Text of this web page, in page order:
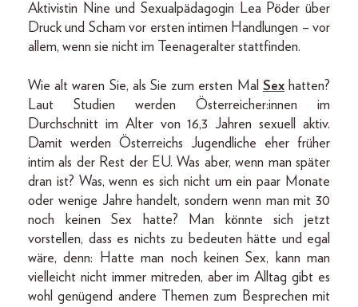
Aktivistin Nine und Sexualpädagogin Lea Pöder über
Druck und Scham vor ersten intimen Handlungen – vor
allem, wenn sie nicht im Teenageralter stattfinden.
Wie alt waren Sie, als Sie zum ersten Mal Sexhatten?
Laut Studien werden Österreicher:innen im
Durchschnitt im Alter von 16,3 Jahren sexuell aktiv.
Damit werden Österreichs Jugendliche eher früher
intim als der Rest der EU. Was aber, wenn man später
dran ist? Was, wenn es sich nicht um ein paar Monate
oder wenige Jahre handelt, sondern wenn man mit 30
noch keinen Sex hatte? Man könnte sich jetzt
vorstellen, dass es nichts zu bedeuten hätte und egal
wäre, denn: Hatte man noch keinen Sex, kann man
vielleicht nicht immer mitreden, aber im Alltag gibt es
wohl genügend andere Themen zum Besprechen mit